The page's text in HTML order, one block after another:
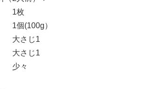
1枚
個(100g）
大さじ1
さじ1
少々